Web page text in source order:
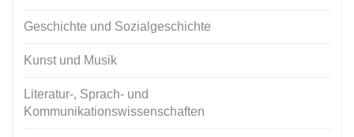
Geschichte und Sozialgeschichte
Kunst und Musik
Literatur-, Sprach- und
Kommunikationswissenschaften